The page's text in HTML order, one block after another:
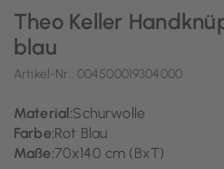
Theo Keller
blau
Artikel-Nr.: 004500019304000
Material:Schurwolle
Farbe:Rot Blau
Maße:70x140 cm (BxT)